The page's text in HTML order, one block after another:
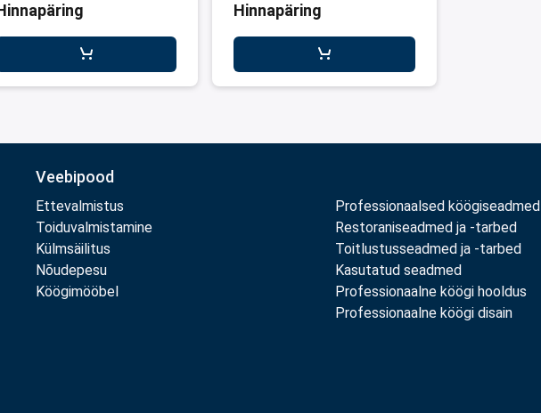
Hinnapäring
Veebipood
Ettevalmistus
Toiduvalmistamine
Külmsäilitus
Nõudepesu
Köögimööbel
Professionaalsed köögiseadmed
Restoraniseadmed ja -tarbed
Toitlustusseadmed ja -tarbed
Kasutatud seadmed
Professionaalne köögi hooldus
Professionaalne köögi disain